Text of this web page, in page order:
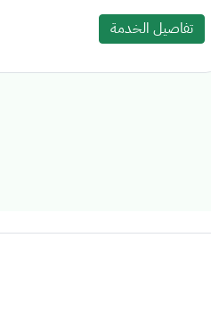
تفاصيل الخدمة